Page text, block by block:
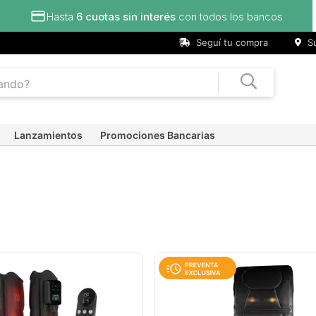
Seguí tu compra
Lanzamientos Promociones Bancarias